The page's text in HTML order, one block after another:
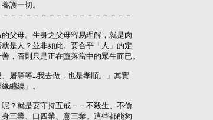
護一切。
－－－－－－－－－－－－－－－－
母。生身之父母容易理解，就是肉
是人？並非如此。要合乎「人」的定
，否則只是正在墮落當中的眾生而已。
等等…我去做，也是孝順。」其實
纏繞」。
就是要守持五戒－－不殺生、不偷
三業、口四業、意三業。這些都能夠